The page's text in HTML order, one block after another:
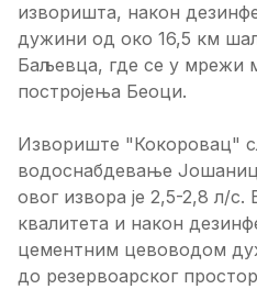
изворишта, након
дужини од око 16,5 км
Баљевца, где се у мрежи
постројења Беоци.
Извориште "Кокоровац"
водоснабдевање
овог извора је 2,5-2,8 л/с.
квалитета и након
цементним цевоводом
до резервоарског